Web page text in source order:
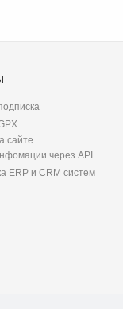
сайте
через API
ERP и CRM систем